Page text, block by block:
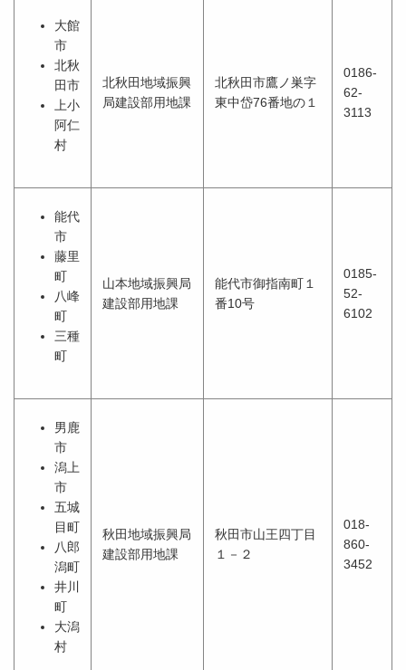
大館
市
北秋
田市
上小
阿仁
村
北秋田地域振興
局建設部用地課
北秋田市鷹ノ巣字
東中岱76番地の１
0186-
62-
3113
能代
市
藤里
町
八峰
町
三種
町
山本地域振興局
建設部用地課
能代市御指南町１
番10号
0185-
52-
6102
男鹿
市
潟上
市
五城
目町
八郎
潟町
井川
町
大潟
村
秋田地域振興局
建設部用地課
秋田市山王四丁目
１－２
018-
860-
3452